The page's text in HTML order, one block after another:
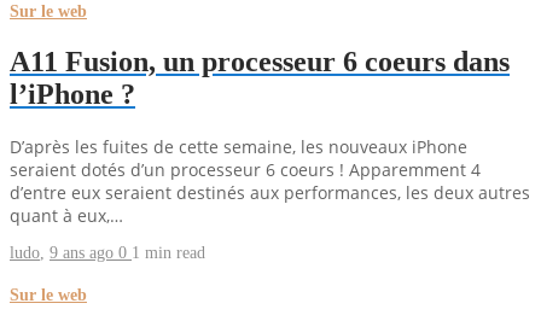
Sur le web
A11 Fusion, un processeur 6 coeurs dans
l’iPhone ?
D’après les fuites de cette semaine, les nouveaux iPhone
seraient dotés d’un processeur 6 coeurs ! Apparemment 4
d’entre eux seraient destinés aux performances, les deux autres
quant à eux,…
ludo 9 ans ago 0 1 min read
Sur le web